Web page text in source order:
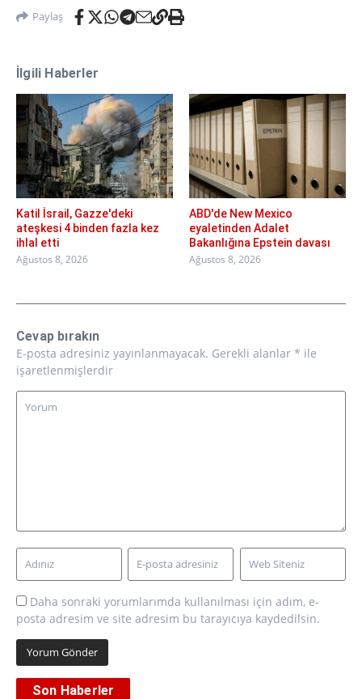
Paylaş
İlgili Haberler
Katil İsrail, Gazze'deki
ateşkesi 4 binden fazla kez
ihlal etti
Ağustos 8, 2026
ABD'de New Mexico
eyaletinden Adalet
Bakanlığına Epstein davası
Ağustos 8, 2026
Cevap bırakın
E-posta adresiniz yayınlanmayacak. Gerekli alanlar * ile
işaretlenmişlerdir
Daha sonraki yorumlarımda kullanılması için adım, e-
posta adresim ve site adresim bu tarayıcıya kaydedilsin.
Son Haberler